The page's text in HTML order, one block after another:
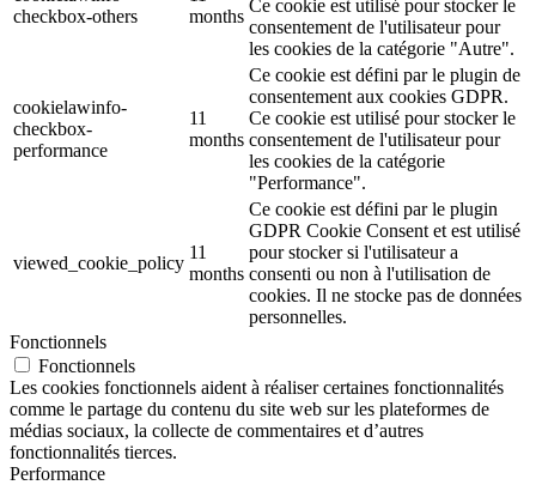
checkbox-others
months
Ce cookie est utilisé pour stocker le
consentement de l'utilisateur pour
les cookies de la catégorie "Autre".
cookielawinfo-
checkbox-
performance
11
months
Ce cookie est défini par le plugin de
consentement aux cookies GDPR.
Ce cookie est utilisé pour stocker le
consentement de l'utilisateur pour
les cookies de la catégorie
"Performance".
viewed_cookie_policy
11
months
Ce cookie est défini par le plugin
GDPR Cookie Consent et est utilisé
pour stocker si l'utilisateur a
consenti ou non à l'utilisation de
cookies. Il ne stocke pas de données
personnelles.
Fonctionnels
Fonctionnels
Les cookies fonctionnels aident à réaliser certaines fonctionnalités
comme le partage du contenu du site web sur les plateformes de
médias sociaux, la collecte de commentaires et d’autres
fonctionnalités tierces.
Performance